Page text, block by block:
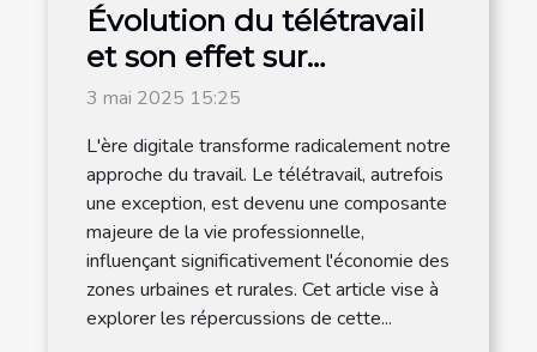
Évolution du télétravail
et son effet sur
l'économie urbaine et
rurale
3 mai 2025 15:25
L'ère digitale transforme radicalement notre
approche du travail. Le télétravail, autrefois
une exception, est devenu une composante
majeure de la vie professionnelle,
influençant significativement l'économie des
zones urbaines et rurales. Cet article vise à
explorer les répercussions de cette...